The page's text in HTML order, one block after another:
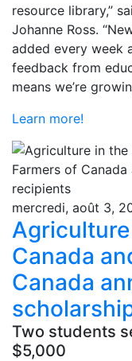
resource library,”
Johanne Ross.
added every week
feedback from
means we’re
Learn more!
mercredi, août 3,
Canada
Canada
Two students
$5,000